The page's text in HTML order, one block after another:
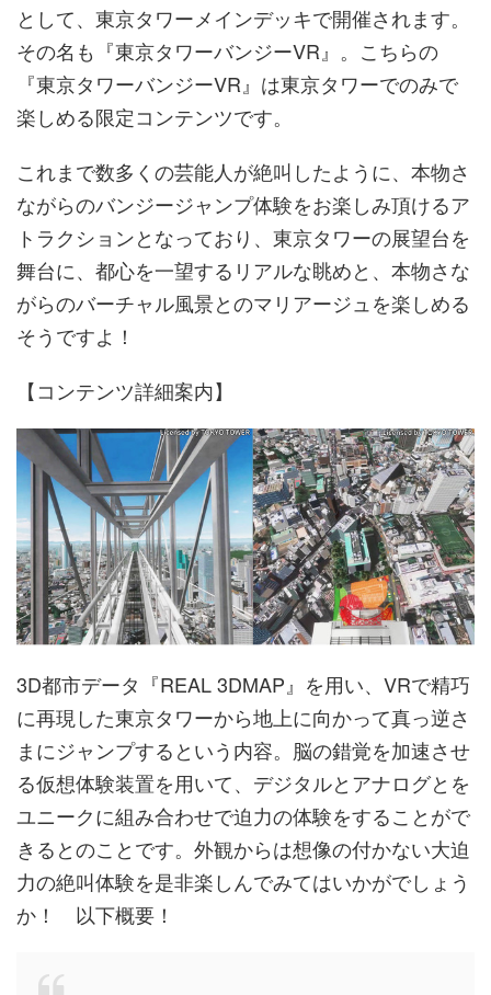
として、東京タワーメインデッキで開催されます。
その名も『東京タワーバンジーVR』。こちらの
『東京タワーバンジーVR』は東京タワーでのみで
楽しめる限定コンテンツです。
これまで数多くの芸能人が絶叫したように、本物さ
ながらのバンジージャンプ体験をお楽しみ頂けるア
トラクションとなっており、東京タワーの展望台を
舞台に、都心を一望するリアルな眺めと、本物さな
がらのバーチャル風景とのマリアージュを楽しめる
そうですよ！
​【コンテンツ詳細案内】
3D都市データ『REAL 3DMAP』を用い、VRで精巧
に再現した東京タワーから地上に向かって真っ逆さ
まにジャンプするという内容。脳の錯覚を加速させ
る仮想体験装置を用いて、デジタルとアナログとを
ユニークに組み合わせで迫力の体験をすることがで
きるとのことです。外観からは想像の付かない大迫
力の絶叫体験を是非楽しんでみてはいかがでしょう
か！ 以下概要！